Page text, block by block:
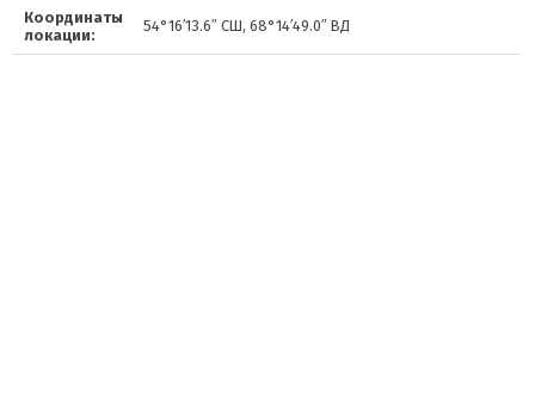
Координаты
локации:
54°16′13.6″ СШ, 68°14′49.0″ ВД